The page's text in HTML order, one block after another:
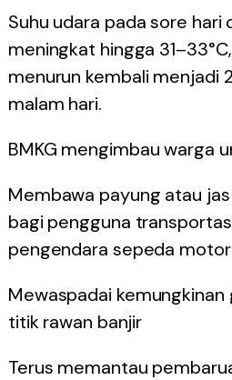
Suhu udara pada sore hari
meningkat hingga
menurun kembali menjadi
malam hari.
BMKG mengimbau warga
Membawa payung atau
bagi pengguna
pengendara sepeda motor
Mewaspadai
titik rawan banjir
Terus memantau